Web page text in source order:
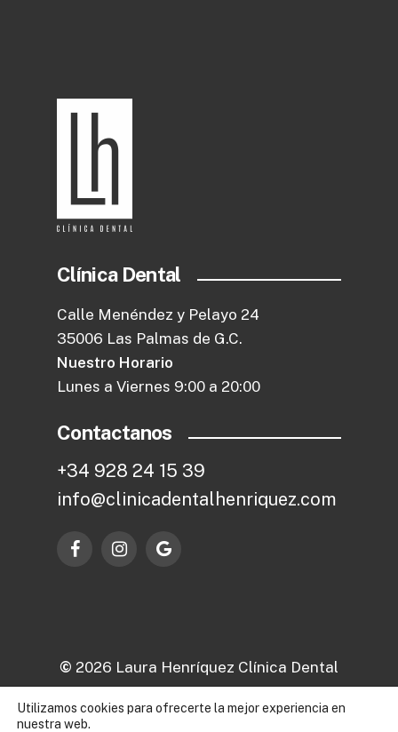
Clínica Dental
Calle Menéndez y Pelayo 24
35006 Las Palmas de G.C.
Nuestro Horario
Lunes a Viernes 9:00 a 20:00
Contactanos
+34 928 24 15 39
info@clinicadentalhenriquez.com
© 2026 Laura Henríquez Clínica Dental
Utilizamos cookies para ofrecerte la mejor experiencia en
nuestra web.